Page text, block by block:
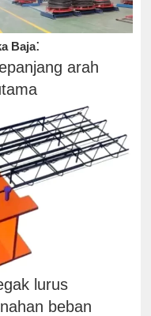
Baja:
arah
lurus
beban